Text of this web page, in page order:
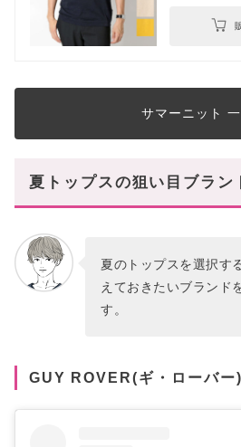
サマーニット
夏トップスの狙い目ブラン
夏のトップスを選択す
えておきたいブランド
す。
GUY ROVER(ギ・ローバー)